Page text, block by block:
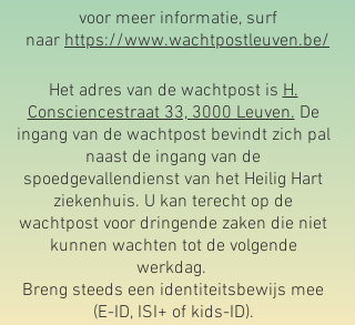
voor meer informatie, surf
naar https://www.wachtpostleuven.be/
Het adres van de wachtpost isH.
Consciencestraat 33, 3000 Leuven.De
ingang van de wachtpost bevindt zich pal
naast de ingang van de
spoedgevallendienst van het Heilig Hart
ziekenhuis. U kan terecht op de
wachtpost voor dringende zaken die niet
kunnen wachten tot de volgende
werkdag.
Breng steeds een identiteitsbewijs mee
(E-ID, ISI+ of kids-ID).